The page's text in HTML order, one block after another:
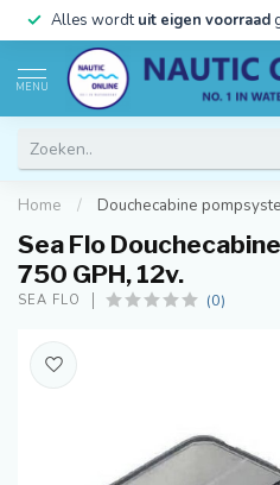
Alles wordtuit eigen voorraad
MENU
Home / Douchecabine
Sea Flo
750 GPH, 12v.
SEA FLO (0)